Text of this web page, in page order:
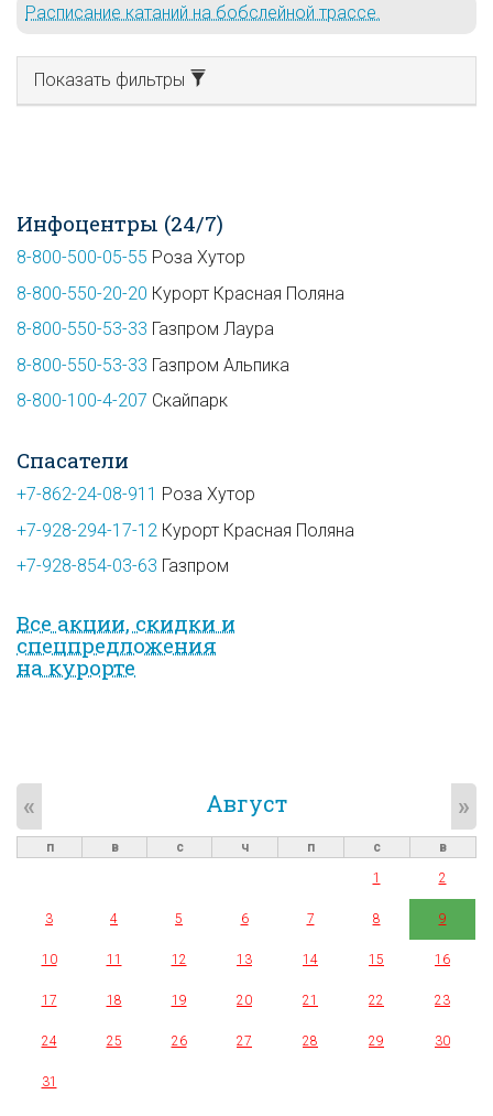
Расписание катаний на бобслейной трассе.
Показать фильтры
Инфоцентры (24/7)
8-800-500-05-55 Роза Хутор
8-800-550-20-20 Курорт Красная Поляна
8-800-550-53-33 Газпром Лаура
8-800-550-53-33 Газпром Альпика
8-800-100-4-207 Скайпарк
Спасатели
+7-862-24-08-911 Роза Хутор
+7-928-294-17-12 Курорт Красная Поляна
+7-928-854-03-63 Газпром
Все акции, скидки и
спец­предложе­ния
на курорте
Август
« »
п в с ч п с
в
1
2
3 4 5 6 7 8 9
10 11 12 13 14 15 16
17 18 19 20 21 22 23
24 25 26 27 28 29 30
31